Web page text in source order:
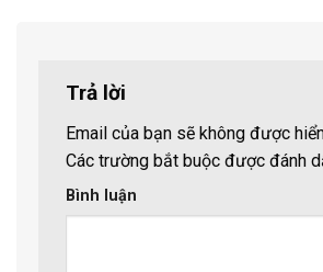
Trả lời
Email của bạn sẽ không được
Các trường bắt buộc được đánh
Bình luận